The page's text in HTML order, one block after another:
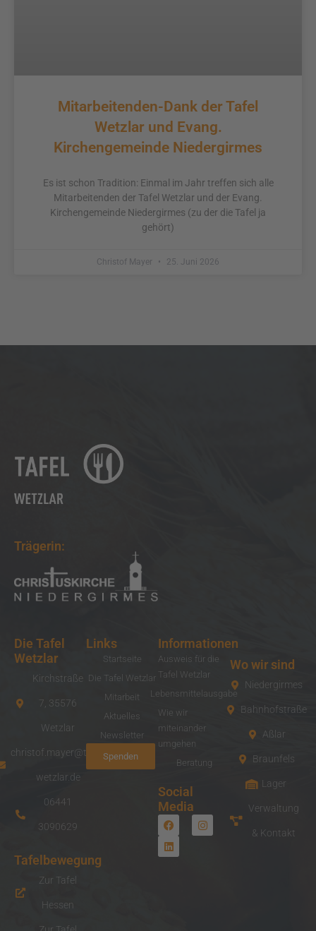
Mitarbeitenden-Dank der Tafel
Wetzlar und Evang.
Kirchengemeinde Niedergirmes
Es ist schon Tradition: Einmal im Jahr treffen sich alle
Mitarbeitenden der Tafel Wetzlar und der Evang.
Kirchengemeinde Niedergirmes (zu der die Tafel ja
gehört)
Christof Mayer 25. Juni 2026
Trägerin:
Die Tafel
Wetzlar
Kirchstraße
7, 35576
Wetzlar
christof.mayer@tafel-
wetzlar.de
06441
3090629
Tafelbewegung
Zur Tafel
Hessen
Links
Startseite
Die Tafel Wetzlar
Mitarbeit
Aktuelles
Newsletter
Spenden
Informationen
Ausweis für die
Tafel Wetzlar
Lebensmittelausgabe
Wie wir
miteinander
umgehen
Beratung
Social
Media
F
a
c
e
I
n
L
i
n
k
Wo wir sind
Niedergirmes
Bahnhofstraße
Aßlar
Braunfels
Lager
Verwaltung
& Kontakt